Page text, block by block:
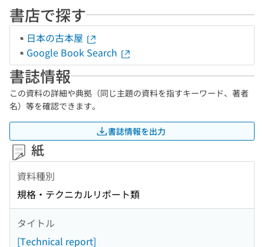
書店で探す
日本の古本屋
Google Book Search
書誌情報
この資料の詳細や典拠（同じ主題の資料を指すキーワード、著者
名）等を確認できます。
書誌情報を出力
紙
資料種別
規格・テクニカルリポート類
タイトル
[Technical report]